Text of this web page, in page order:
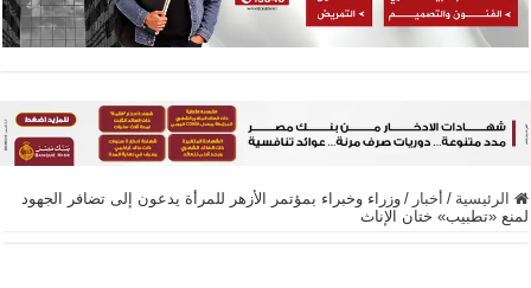
الرئيسية / أخبار / وزراء وخبراء بمؤتمر الأزهر للمرأة يدعون إلى تضافر الجهود
لمنع «تطبيب» ختان الإناث